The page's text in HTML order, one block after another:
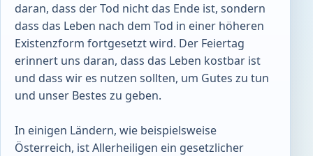
daran, dass der Tod nicht das Ende ist, sondern
dass das Leben nach dem Tod in einer höheren
Existenzform fortgesetzt wird. Der Feiertag
erinnert uns daran, dass das Leben kostbar ist
und dass wir es nutzen sollten, um Gutes zu tun
und unser Bestes zu geben.
In einigen Ländern, wie beispielsweise
Österreich, ist Allerheiligen ein gesetzlicher